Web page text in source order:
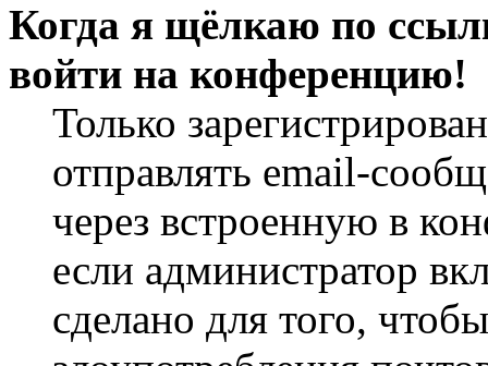
Когда я щёлкаю по
войти на конференцию!
Только
отправлять email-
через встроенную в
если администратор
сделано для того,